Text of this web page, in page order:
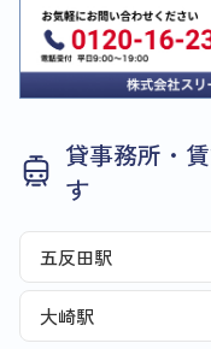
貸事務所・
す
五反田駅
大崎駅